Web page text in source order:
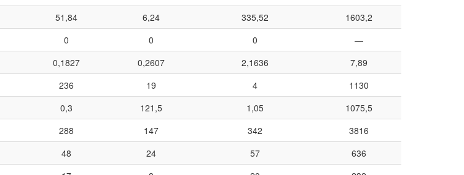
51,84 6,24 335,52
1603,2
0 0 0
—
0,1827 0,2607 2,1636
7,89
236 19 4
1130
0,3 121,5 1,05
1075,5
288 147 342
3816
48 24 57
636